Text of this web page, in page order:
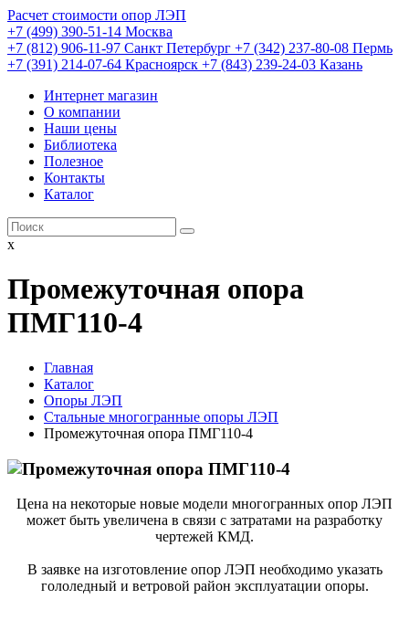
Расчет стоимости опор ЛЭП
+7 (499) 390-51-14 Москва
+7 (812) 906-11-97 Санкт Петербург +7 (342) 237-80-08 Пермь
+7 (391) 214-07-64 Красноярск +7 (843) 239-24-03 Казань
Интернет магазин
О компании
Наши цены
Библиотека
Полезное
Контакты
Каталог
x
Промежуточная опора
ПМГ110-4
Главная
Каталог
Опоры ЛЭП
Стальные многогранные опоры ЛЭП
Промежуточная опора ПМГ110-4
Цена на некоторые новые модели многогранных опор ЛЭП
может быть увеличена в связи с затратами на разработку
чертежей КМД.
В заявке на изготовление опор ЛЭП необходимо указать
гололедный и ветровой район эксплуатации опоры.